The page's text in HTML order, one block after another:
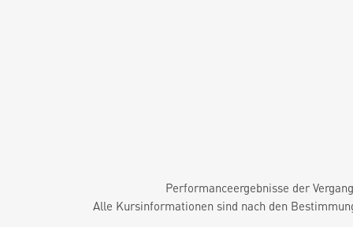
Performanceergebnisse der
Alle Kursinformationen sind nach den